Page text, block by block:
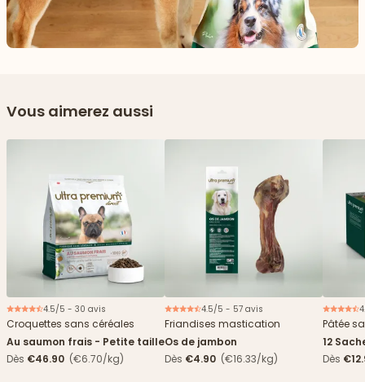
Vous aimerez aussi
4.5/5 - 30 avis
Croquettes sans céréales
Au saumon frais - Petite taille
Dès €46.90 (€6.70/kg)
4.5/5 - 57 avis
Friandises mastication
Os de jambon
Dès €4.90 (€16.33/kg)
Pâtée
12
Dès